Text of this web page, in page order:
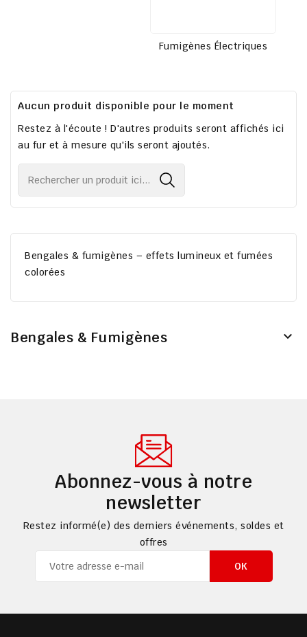
Fumigènes Électriques
Aucun produit disponible pour le moment
Restez à l'écoute ! D'autres produits seront affichés ici
au fur et à mesure qu'ils seront ajoutés.
Bengales & fumigènes – effets lumineux et fumées
colorées
Bengales & Fumigènes 
Abonnez-vous à notre
newsletter
Restez informé(e) des derniers événements, soldes et
offres